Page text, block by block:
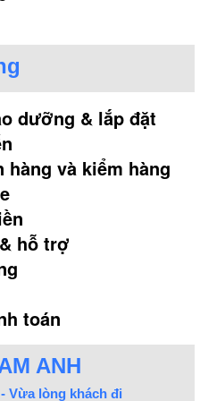
tủ:
Thiết kế kéo rút, rất tiết
dụng được vị trí phía
đựng đồ. Đặc biệt phù
tận dụng tối đa khoang
dưỡng & lắp đặt
hàng và kiểm hàng
hỗ trợ
toán
ANH
Vừa lòng khách đi